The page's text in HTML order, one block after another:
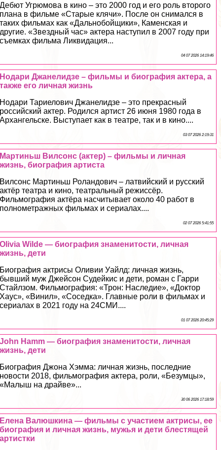
Дебют Угрюмова в кино – это 2000 год и его роль второго
плана в фильме «Старые клячи». После он снимался в
таких фильмах как «Дальнобойщики», Каменская и
другие. «Звездный час» актера наступил в 2007 году при
съемках фильма Ликвидация...
04 07 2026 14:19:46
Нодари Джанелидзе – фильмы и биография актера, а
также его личная жизнь
Нодари Тариелович Джанелидзе – это прекрасный
российский актер. Родился артист 26 июня 1980 года в
Архангельске. Выступает как в театре, так и в кино....
03 07 2026 2:19:31
Мартиньш Вилсонс (актер) – фильмы и личная
жизнь, биография артиста
Вилсонс Мартиньш Роландович – латвийский и русский
актёр театра и кино, театральный режиссёр.
Фильмография актёра насчитывает около 40 работ в
полнометражных фильмах и сериалах....
02 07 2026 5:41:55
Olivia Wilde — биография знаменитости, личная
жизнь, дети
Биография актрисы Оливии Уайлд: личная жизнь,
бывший муж Джейсон Судейкис и дети, роман с Гарри
Стайлзом. Фильмография: «Трон: Наследие», «Доктор
Хаус», «Винил», «Соседка». Главные роли в фильмах и
сериалах в 2021 году на 24СМИ....
01 07 2026 20:45:29
John Hamm — биография знаменитости, личная
жизнь, дети
Биография Джона Хэмма: личная жизнь, последние
новости 2018, фильмография актера, роли, «Безумцы»,
«Малыш на драйве»...
30 06 2026 17:18:59
Елена Валюшкина — фильмы с участием актрисы, ее
биография и личная жизнь, мужья и дети блестящей
артистки